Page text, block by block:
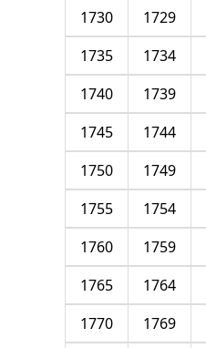
1729
1730
1734
1735
1739
1740
1744
1745
1749
1750
1754
1755
1759
1760
1764
1765
1769
1770